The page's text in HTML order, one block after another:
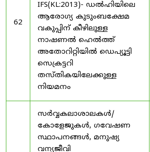
62
IFS(KL:2013)- ഡൽഹിയിലെ
ആരോഗ്യ കുടുംബക്ഷേമ
വകുപ്പിന് കീഴിലുള്ള
നാഷണൽ ഹെൽത്ത്
അതോറിറ്റിയിൽ ഡെപ്യൂട്ടി
സെക്രട്ടറി
തസ്തികയിലേക്കുള്ള
നിയമനം
സർവ്വകലാശാലകൾ/
കോളേജുകൾ, ഗവേഷണ
സ്ഥാപനങ്ങൾ, മനുഷ്യ
വന്യജീവി